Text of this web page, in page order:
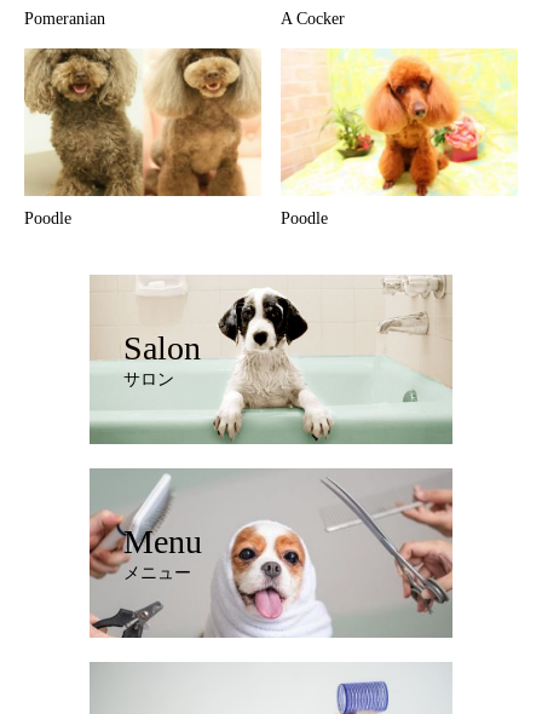
Pomeranian A Cocker
Poodle Poodle
Salon
サロン
Menu
メニュー